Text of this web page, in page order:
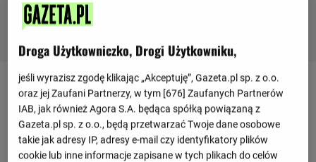
Relacja z meczu Lausanne - FC Basel
Droga Użytkowniczko, Drogi Użytkowniku,
jeśli wyrazisz zgodę klikając „Akceptuję”, Gazeta.pl sp. z o.o.
oraz jej Zaufani Partnerzy, w tym [676] Zaufanych Partnerów
IAB, jak również Agora S.A. będąca spółką powiązaną z
Gazeta.pl sp. z o.o., będą przetwarzać Twoje dane osobowe
takie jak adresy IP, adresy e-mail czy identyfikatory plików
cookie lub inne informacje zapisane w tych plikach do celów